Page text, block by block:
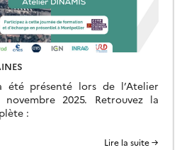
été présenté lors de l’Atelier
2025. Retrouvez la
:
Lire la suite →